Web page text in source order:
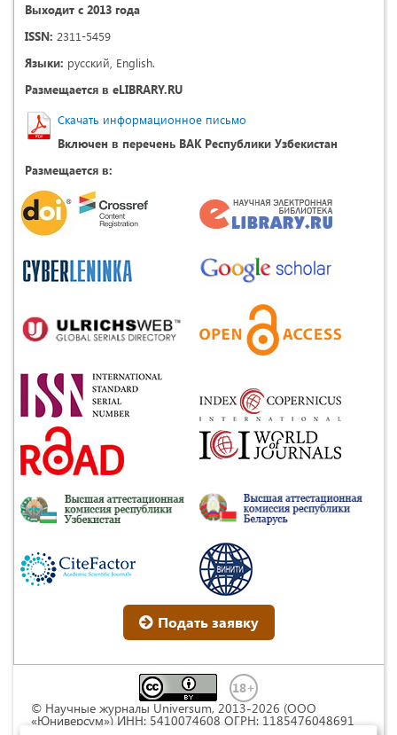
Выходит с 2013 года
ISSN: 2311-5459
Языки: русский, English.
Размещается в eLIBRARY.RU
Скачать информационное письмо
Включен в перечень ВАК Республики Узбекистан
Размещается в:
Подать заявку
© Научные журналы Universum, 2013-2026 (ООО
«Юниверсум») ИНН: 5410074608 ОГРН: 1185476048691